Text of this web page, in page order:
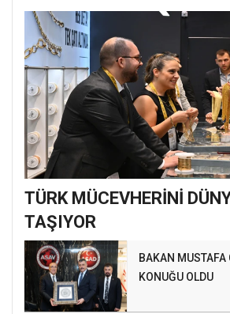
TÜRK MÜCEVHERİNİ
TAŞIYOR
BAKAN MUSTAFA
KONUĞU OLDU